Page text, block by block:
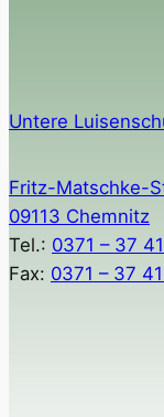
Untere
Fritz-Matschke-
09113 Chemnitz
Tel.: 0371 – 37
Fax: 0371 – 37